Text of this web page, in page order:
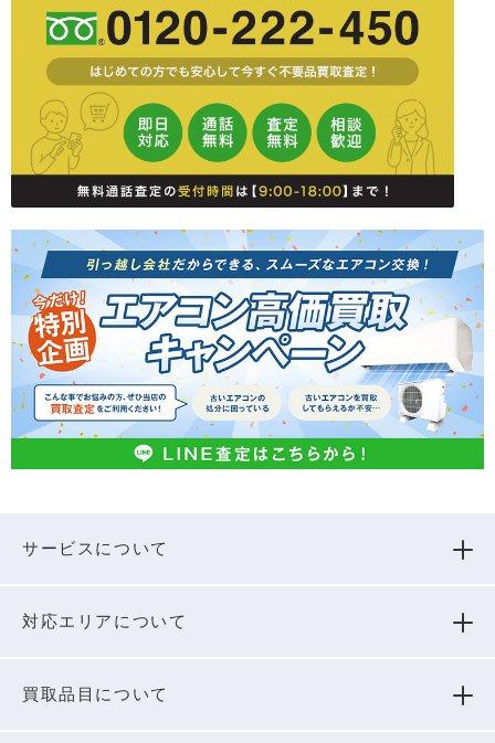
サービスについて
対応エリアについて
買取品⽬について